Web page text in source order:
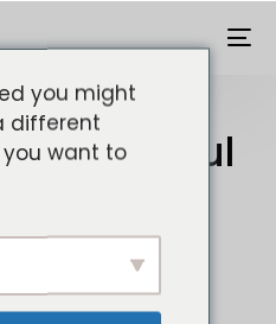
Séoul
(2025)
ACTIVIDADES,
SEÚL
you might
different
want to